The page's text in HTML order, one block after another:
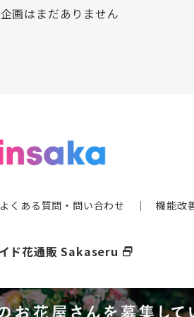
画はまだありません
よくある質問・問い合わせ ｜機能改
ド花通販 Sakaseru select_window